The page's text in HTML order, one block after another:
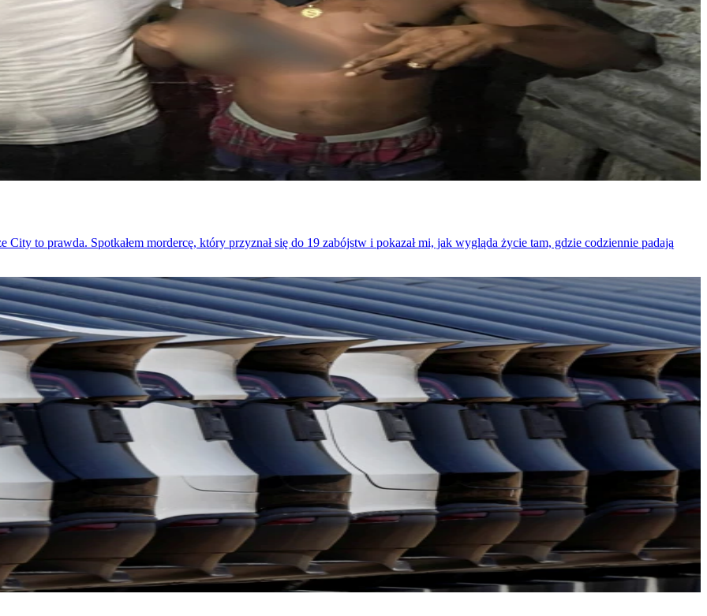
to prawda. Spotkałem mordercę, który przyznał się do 19 zabójstw i pokazał mi, jak wygląda życie tam, gdzie codziennie padają